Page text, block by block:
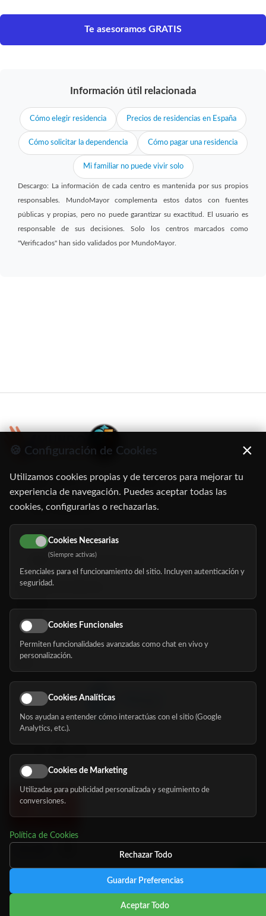
Te asesoramos GRATIS
Información útil relacionada
Cómo elegir residencia Precios de residencias en España
Cómo solicitar la dependencia Cómo pagar una residencia
Mi familiar no puede vivir solo
Descargo: La información de cada centro es mantenida por sus propios
responsables. MundoMayor complementa estos datos con fuentes
públicas y propias, pero no puede garantizar su exactitud. El usuario es
responsable de sus decisiones. Solo los centros marcados como
"Verificados" han sido validados por MundoMayor.
C/ Oruro, 11. 28016 Madrid
91 345 06 26
616 113 103
hola@mundomayor.com
Buscador de residencias
Eventos
Nosotros
Síguenos
© Copyright 2026 MundoMayor Aviso de privacidad
Aviso
🍪 Configuración de Cookies ×
Utilizamos cookies propias y de terceros para mejorar tu
experiencia de navegación. Puedes aceptar todas las
cookies, configurarlas o rechazarlas.
Cookies Necesarias
(Siempre activas)
Esenciales para el funcionamiento del sitio. Incluyen autenticación y
seguridad.
Cookies Funcionales
Permiten funcionalidades avanzadas como chat en vivo y
personalización.
Cookies Analíticas
Nos ayudan a entender cómo interactúas con el sitio (Google
Analytics, etc.).
Cookies de Marketing
Utilizadas para publicidad personalizada y seguimiento de
conversiones.
Política de Cookies
Rechazar Todo
Guardar Preferencias
Aceptar Todo